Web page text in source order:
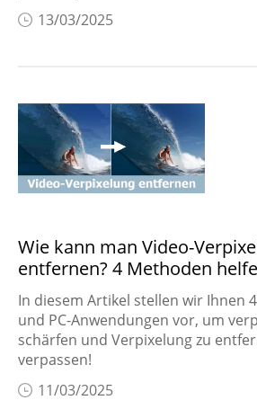
13/03/2025
Wie kann man Video-
entfernen? 4 Methoden
In diesem Artikel stellen wir Ihnen
und PC-Anwendungen vor, um
schärfen und Verpixelung zu
verpassen!
11/03/2025